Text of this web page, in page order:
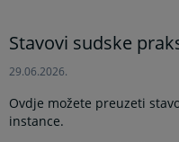
Stavovi sudske
29.06.2026.
Ovdje možete preuzeti
instance.